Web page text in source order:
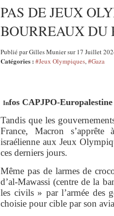
PAS DE JEUX
BOURREAUX DU
Publié par Gilles Munier sur 17 Juillet
Catégories : #Jeux Olympiques,#Gaza
Infos CAPJPO-
Tandis que les
France, Macron
israélienne aux Jeux
ces derniers jours.
Même pas de larmes de
d’al-Mawassi (centre de la
les civils » par l’armée des
choisie pour cible par son